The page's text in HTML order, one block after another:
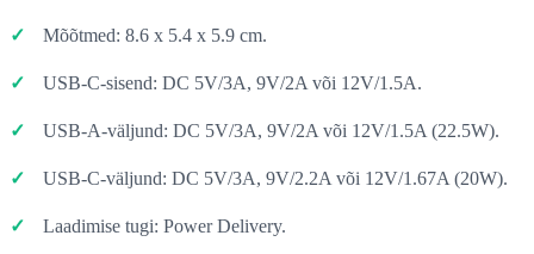
Mõõtmed: 8.6 x 5.4 x 5.9 cm.
USB-C-sisend: DC 5V/3A, 9V/2A või 12V/1.5A.
USB-A-väljund: DC 5V/3A, 9V/2A või 12V/1.5A (22.5W).
USB-C-väljund: DC 5V/3A, 9V/2.2A või 12V/1.67A (20W).
Laadimise tugi: Power Delivery.